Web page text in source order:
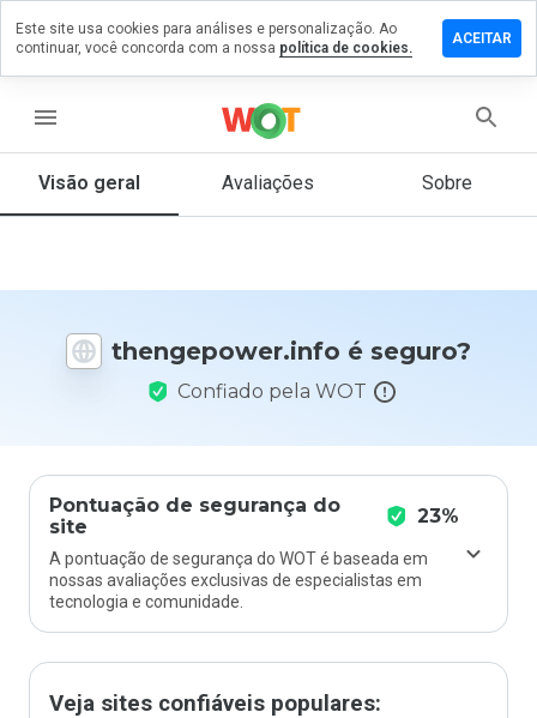
menu
Visão geral Avaliações Sobre
thengepower.info é seguro?
Confiado pela WOT
Pontuação de segurança do
site
23%
A pontuação de segurança do WOT é baseada em
nossas avaliações exclusivas de especialistas em
tecnologia e comunidade.
Veja sites confiáveis populares:
um
em
De 1
nota
Este site usa cookies para análises e personalização. Ao
continuar, você concorda com a nossa política de cookies.
ACEITAR